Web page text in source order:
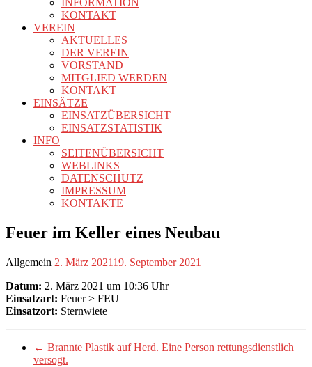
KONTAKT
VEREIN
AKTUELLES
DER VEREIN
VORSTAND
MITGLIED WERDEN
KONTAKT
EINSÄTZE
EINSATZÜBERSICHT
EINSATZSTATISTIK
INFO
SEITENÜBERSICHT
WEBLINKS
DATENSCHUTZ
IMPRESSUM
KONTAKTE
Feuer im Keller eines Neubau
Allgemein 2. März 202119. September 2021
Datum: 2. März 2021 um 10:36 Uhr
Einsatzart: Feuer > FEU
Einsatzort: Sternwiete
← Brannte Plastik auf Herd. Eine Person rettungsdienstlich
versogt.